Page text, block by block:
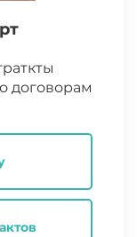
договорам